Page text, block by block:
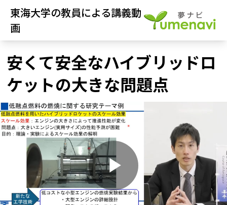
東海大学の教員による講義動
画
安くて安全なハイブリッドロ
ケットの大きな問題点
P